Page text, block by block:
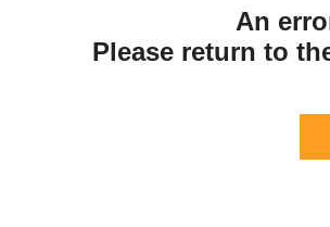
An
Please return to